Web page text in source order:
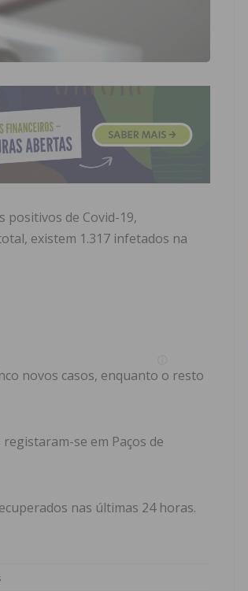
positivos de Covid-19,
existem 1.317 infetados na
novos casos, enquanto o resto
se em Paços de
nas últimas 24 horas.